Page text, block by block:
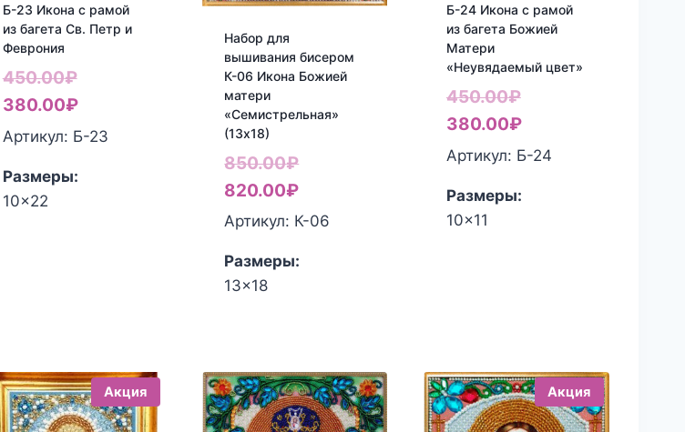
Б-23 Икона с рамой
из багета Св. Петр и
Феврония
450.00₽Первоначальная
цена
составляла
380.00₽Текущая
цена:
Артикул: Б-23
Размеры:
10x22
Набор для
вышивания бисером
К-06 Икона Божией
матери
«Семистрельная»
(13х18)
850.00₽Первоначальная
цена
составляла
820.00₽Текущая
цена:
Артикул: К-06
Размеры:
13x18
Б-24 Икона с рамой
из багета Божией
Матери
«Неувядаемый цвет»
450.00₽Первоначальная
цена
составляла
380.00₽Текущая
цена:
Артикул: Б-24
Размеры:
10x11
Акция Акция